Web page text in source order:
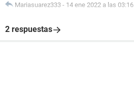
Mariasuarez333 - 14 ene 2022 a las 03:16
2 respuestas